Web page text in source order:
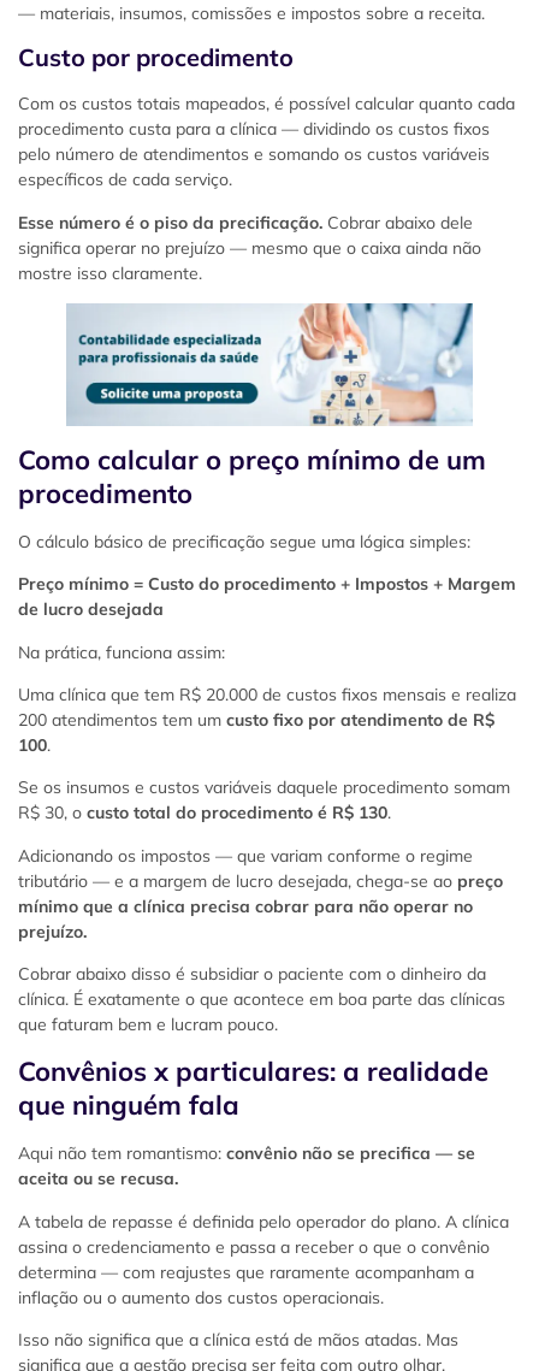
— materiais, insumos, comissões e impostos sobre a receita.
Custo por procedimento
Com os custos totais mapeados, é possível calcular quanto cada
procedimento custa para a clínica — dividindo os custos fixos
pelo número de atendimentos e somando os custos variáveis
específicos de cada serviço.
Esse número é o piso da precificação. Cobrar abaixo dele
significa operar no prejuízo — mesmo que o caixa ainda não
mostre isso claramente.
Como calcular o preço mínimo de um
procedimento
O cálculo básico de precificação segue uma lógica simples:
Preço mínimo = Custo do procedimento + Impostos + Margem
de lucro desejada
Na prática, funciona assim:
Uma clínica que tem R$ 20.000 de custos fixos mensais e realiza
200 atendimentos tem um custo fixo por atendimento de R$
100.
Se os insumos e custos variáveis daquele procedimento somam
R$ 30, o custo total do procedimento é R$ 130.
Adicionando os impostos — que variam conforme o regime
tributário — e a margem de lucro desejada, chega-se ao preço
mínimo que a clínica precisa cobrar para não operar no
prejuízo.
Cobrar abaixo disso é subsidiar o paciente com o dinheiro da
clínica. É exatamente o que acontece em boa parte das clínicas
que faturam bem e lucram pouco.
Convênios x particulares: a realidade
que ninguém fala
Aqui não tem romantismo: convênio não se precifica — se
aceita ou se recusa.
A tabela de repasse é definida pelo operador do plano. A clínica
assina o credenciamento e passa a receber o que o convênio
determina — com reajustes que raramente acompanham a
inflação ou o aumento dos custos operacionais.
Isso não significa que a clínica está de mãos atadas. Mas
significa que a gestão precisa ser feita com outro olhar.